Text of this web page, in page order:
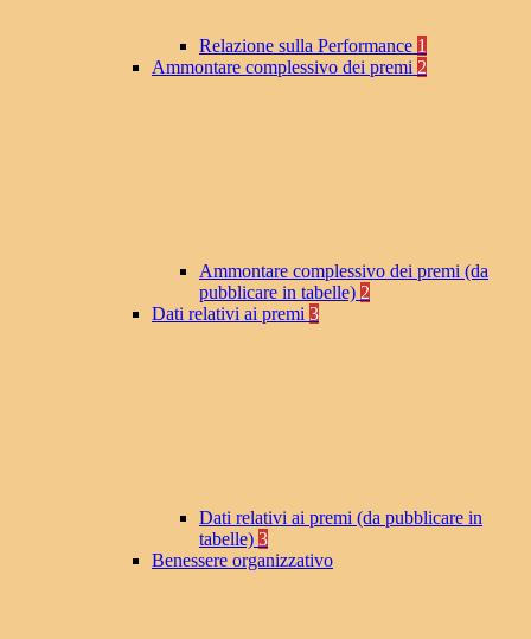
Relazione sulla Performance 1
Ammontare complessivo dei premi 2
Ammontare complessivo dei premi (da
pubblicare in tabelle) 2
Dati relativi ai premi 3
Dati relativi ai premi (da pubblicare in
tabelle) 3
Benessere organizzativo